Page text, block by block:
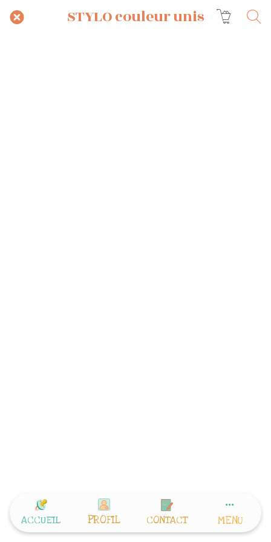
STYLO couleur unis
ACCUEIL PROFIL CONTACT MENU